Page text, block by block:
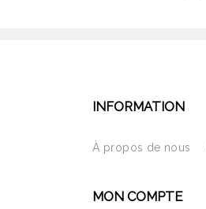
INFORMATION
À propos de nous
MON COMPTE